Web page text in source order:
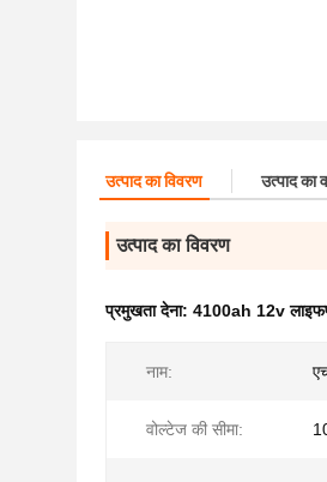
उत्पाद का विवरण उत्पाद का
उत्पाद का विवरण
प्रमुखता देना: 4100ah 12v
नाम:
वोल्टेज की सीमा: